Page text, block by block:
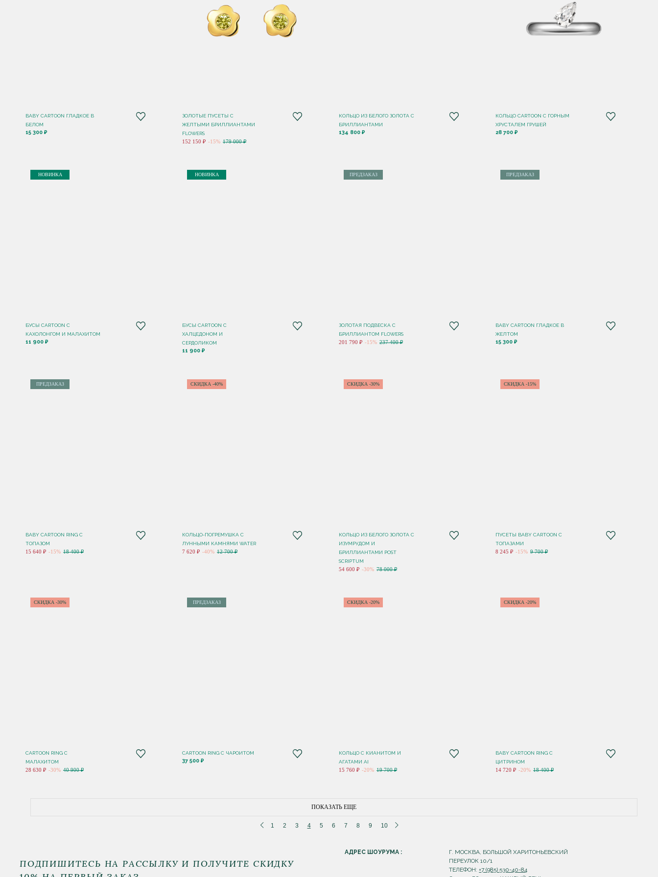
BABY CARTOON ГЛАДКОЕ В
БЕЛОМ
15 300 ₽
ЗОЛОТЫЕ ПУСЕТЫ С
ЖЕЛТЫМИ БРИЛЛИАНТАМИ
FLOWERS
152 150 ₽ -15% 179 000 ₽
КОЛЬЦО ИЗ БЕЛОГО ЗОЛОТА С
БРИЛЛИАНТАМИ
134 800 ₽
КОЛЬЦО CARTOON C ГОРНЫМ
ХРУСТАЛЕМ ГРУШЕЙ
28 700 ₽
НОВИНКА
БУСЫ CARTOON С
КАХОЛОНГОМ И МАЛАХИТОМ
11 900 ₽
НОВИНКА
БУСЫ CARTOON С
ХАЛЦЕДОНОМ И
СЕРДОЛИКОМ
11 900 ₽
ПРЕДЗАКАЗ
ЗОЛОТАЯ ПОДВЕСКА С
БРИЛЛИАНТОМ FLOWERS
201 790 ₽ -15% 237 400 ₽
ПРЕДЗАКАЗ
BABY CARTOON ГЛАДКОЕ В
ЖЕЛТОМ
15 300 ₽
ПРЕДЗАКАЗ
BABY CARTOON RING С
ТОПАЗОМ
15 640 ₽ -15% 18 400 ₽
СКИДКА -40%
КОЛЬЦО-ПОГРЕМУШКА С
ЛУННЫМИ КАМНЯМИ WATER
7 620 ₽ -40% 12 700 ₽
СКИДКА -30%
КОЛЬЦО ИЗ БЕЛОГО ЗОЛОТА С
ИЗУМРУДОМ И
БРИЛЛИАНТАМИ POST
SCRIPTUM
54 600 ₽ -30% 78 000 ₽
СКИДКА -15%
ПУСЕТЫ BABY CARTOON С
ТОПАЗАМИ
8 245 ₽ -15% 9 700 ₽
СКИДКА -30%
CARTOON RING С
МАЛАХИТОМ
28 630 ₽ -30% 40 900 ₽
ПРЕДЗАКАЗ
CARTOON RING С ЧАРОИТОМ
37 500 ₽
СКИДКА -20%
КОЛЬЦО С КИАНИТОМ И
АГАТАМИ AI
15 760 ₽ -20% 19 700 ₽
СКИДКА -20%
BABY CARTOON RING С
ЦИТРИНОМ
14 720 ₽ -20% 18 400 ₽
ПОКАЗАТЬ ЕЩЕ
1 2 3 4 5 6 7 8 9 10
ПОДПИШИТЕСЬ НА РАССЫЛКУ И ПОЛУЧИТЕ СКИДКУ
АДРЕС ШОУРУМА :
Г. МОСКВА, БОЛЬШОЙ ХАРИТОНЬЕВСКИЙ
ПЕРЕУЛОК 10/1
ТЕЛЕФОН:+7 (985) 530-40-84